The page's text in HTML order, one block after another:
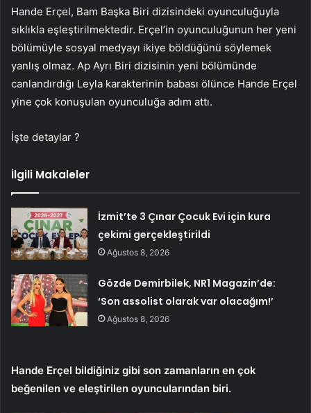
Hande Erçel, Bam Başka Biri dizisindeki oyunculuğuyla
sıklıkla eşleştirilmektedir. Erçel’in oyunculuğunun her yeni
bölümüyle sosyal medyayı ikiye böldüğünü söylemek
yanlış olmaz. Ap Ayrı Biri dizisinin yeni bölümünde
canlandırdığı Leyla karakterinin babası ölünce Hande Erçel
yine çok konuşulan oyunculuğa adım attı.
İşte detaylar ?
İlgili Makaleler
İzmit’te 3 Çınar Çocuk Evi için kura
çekimi gerçekleştirildi
Ağustos 8, 2026
Gözde Demirbilek, NR1 Magazin’de:
‘Son assolist olarak var olacağım!’
Ağustos 8, 2026
Hande Erçel bildiğiniz gibi son zamanların en çok
beğenilen ve eleştirilen oyuncularından biri.